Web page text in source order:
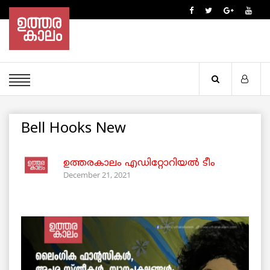
Bell Hooks New
ഉത്തരകാലം എഡിറ്റോറിയല്‍ ടീം
December 21, 2021